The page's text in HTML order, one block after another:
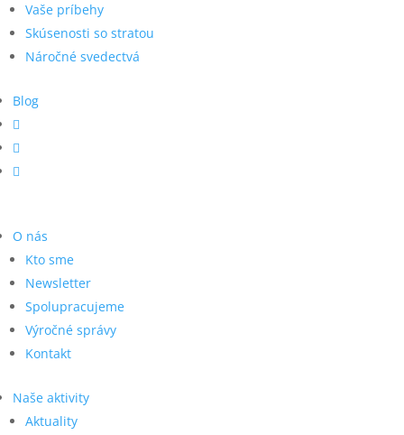
Vaše príbehy
Skúsenosti so stratou
Náročné svedectvá
Blog
O nás
Kto sme
Newsletter
Spolupracujeme
Výročné správy
Kontakt
Naše aktivity
Aktuality